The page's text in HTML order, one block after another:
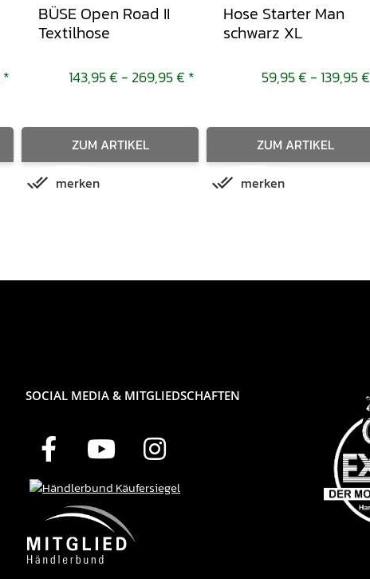
*
BÜSE Open Road II
Textilhose
143,95 € - 269,95 € *
ZUM ARTIKEL
merken
Hose Starter Man
schwarz XL
59,95 € - 139,95 €
ZUM ARTIKEL
merken
SOCIAL MEDIA & MITGLIEDSCHAFTEN